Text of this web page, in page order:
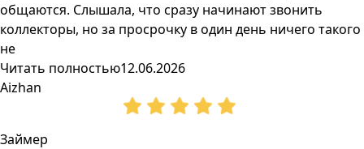
общаются. Слышала, что сразу начинают звонить
коллекторы, но за просрочку в один день ничего такого
не
Читать полностью12.06.2026
Aizhan
Займер